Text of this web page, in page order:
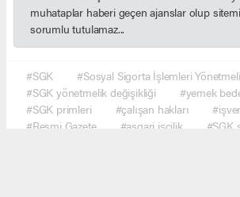
muhataplar haberi geçen ajanslar olup
sorumlu tutulamaz...
#SGK
#Sosyal Sigorta İşlemleri
#SGK yönetmelik değişikliği
#yemek
#SGK primleri
#çalışan hakları
#Resmi Gazete
#asgari işçilik
#SGK